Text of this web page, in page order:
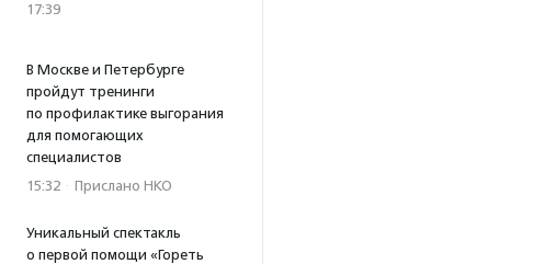
17:39
В Москве и Петербурге
пройдут тренинги
по профилактике выгорания
для помогающих
специалистов
15:32 · Прислано НКО
Уникальный спектакль
о первой помощи «Гореть